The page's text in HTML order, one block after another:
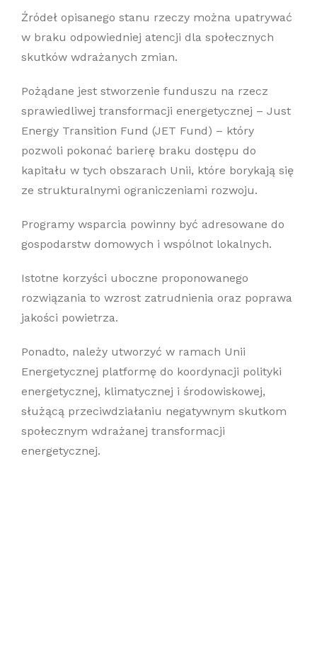
Źródeł opisanego stanu rzeczy można upatrywać
w braku odpowiedniej atencji dla społecznych
skutków wdrażanych zmian.
Pożądane jest stworzenie funduszu na rzecz
sprawiedliwej transformacji energetycznej – Just
Energy Transition Fund (JET Fund) – który
pozwoli pokonać barierę braku dostępu do
kapitału w tych obszarach Unii, które borykają się
ze strukturalnymi ograniczeniami rozwoju.
Programy wsparcia powinny być adresowane do
gospodarstw domowych i wspólnot lokalnych.
Istotne korzyści uboczne proponowanego
rozwiązania to wzrost zatrudnienia oraz poprawa
jakości powietrza.
Ponadto, należy utworzyć w ramach Unii
Energetycznej platformę do koordynacji polityki
energetycznej, klimatycznej i środowiskowej,
służącą przeciwdziałaniu negatywnym skutkom
społecznym wdrażanej transformacji
energetycznej.